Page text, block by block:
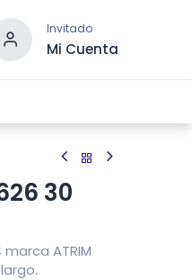
Invitado
Mi Cuenta
30
marca ATRIM